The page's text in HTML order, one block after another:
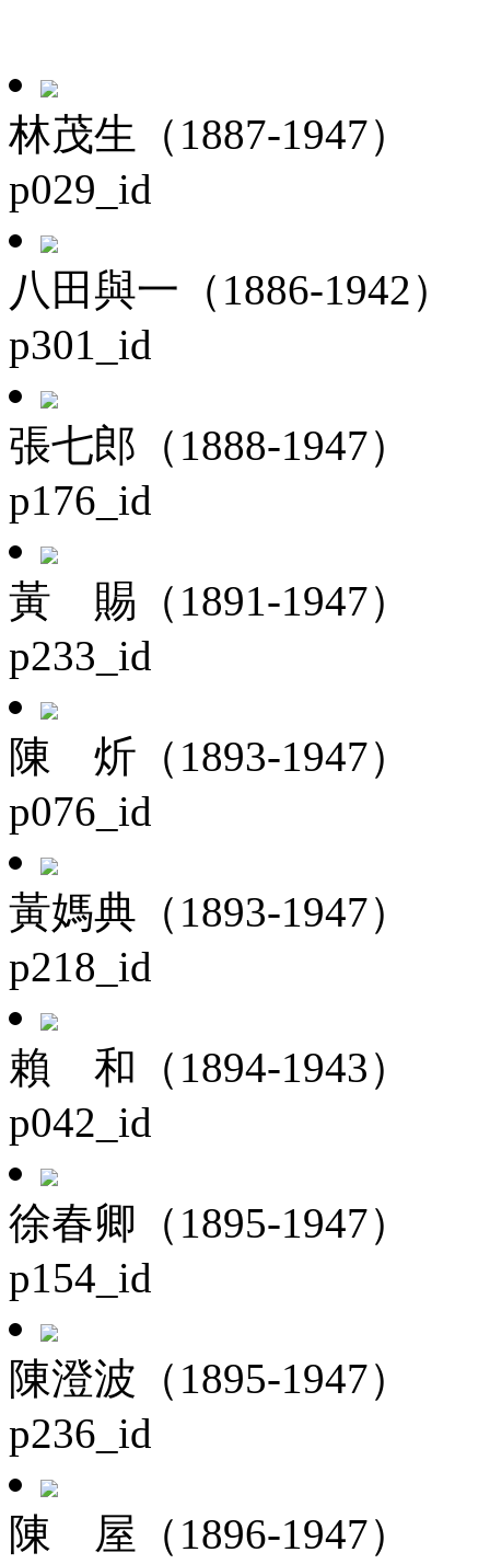
林茂生（1887-1947）
p029_id
八田與一（1886-1942）
p301_id
張七郎（1888-1947）
p176_id
黃 賜（1891-1947）
p233_id
陳 炘（1893-1947）
p076_id
黃媽典（1893-1947）
p218_id
賴 和（1894-1943）
p042_id
徐春卿（1895-1947）
p154_id
陳澄波（1895-1947）
p236_id
陳 屋（1896-1947）